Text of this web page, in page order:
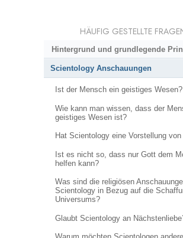
HÄUFIG GESTELLTE
Hintergrund und grundlegende
Scientology Anschauungen
Ist der Mensch ein geistiges Wesen?
Wie kann man wissen, dass der
geistiges Wesen ist?
Hat Scientology eine Vorstellung
Ist es nicht so, dass nur Gott dem
helfen kann?
Was sind die religiösen
Scientology in Bezug auf die
Universums?
Glaubt Scientology an